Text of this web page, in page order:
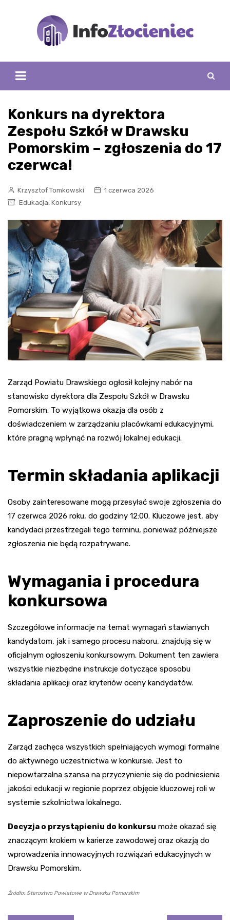
Konkurs na dyrektora
Zespołu Szkół w Drawsku
Pomorskim – zgłoszenia do 17
czerwca!
Krzysztof Tomkowski
1 czerwca 2026
Edukacja, Konkursy
Zarząd Powiatu Drawskiego ogłosił kolejny nabór na
stanowisko dyrektora dla Zespołu Szkół w Drawsku
Pomorskim. To wyjątkowa okazja dla osób z
doświadczeniem w zarządzaniu placówkami edukacyjnymi,
które pragną wpłynąć na rozwój lokalnej edukacji.
Termin składania aplikacji
Osoby zainteresowane mogą przesyłać swoje zgłoszenia do
17 czerwca 2026 roku, do godziny 12:00. Kluczowe jest, aby
kandydaci przestrzegali tego terminu, ponieważ późniejsze
zgłoszenia nie będą rozpatrywane.
Wymagania i procedura
konkursowa
Szczegółowe informacje na temat wymagań stawianych
kandydatom, jak i samego procesu naboru, znajdują się w
oficjalnym ogłoszeniu konkursowym. Dokument ten zawiera
wszystkie niezbędne instrukcje dotyczące sposobu
składania aplikacji oraz kryteriów oceny kandydatów.
Zaproszenie do udziału
Zarząd zachęca wszystkich spełniających wymogi formalne
do aktywnego uczestnictwa w konkursie. Jest to
niepowtarzalna szansa na przyczynienie się do podniesienia
jakości edukacji w regionie poprzez objęcie kluczowej roli w
systemie szkolnictwa lokalnego.
Decyzja o przystąpieniu do konkursu może okazać się
znaczącym krokiem w karierze zawodowej oraz okazją do
wprowadzenia innowacyjnych rozwiązań edukacyjnych w
Drawsku Pomorskim.
Źródło: Starostwo Powiatowe w Drawsku Pomorskim